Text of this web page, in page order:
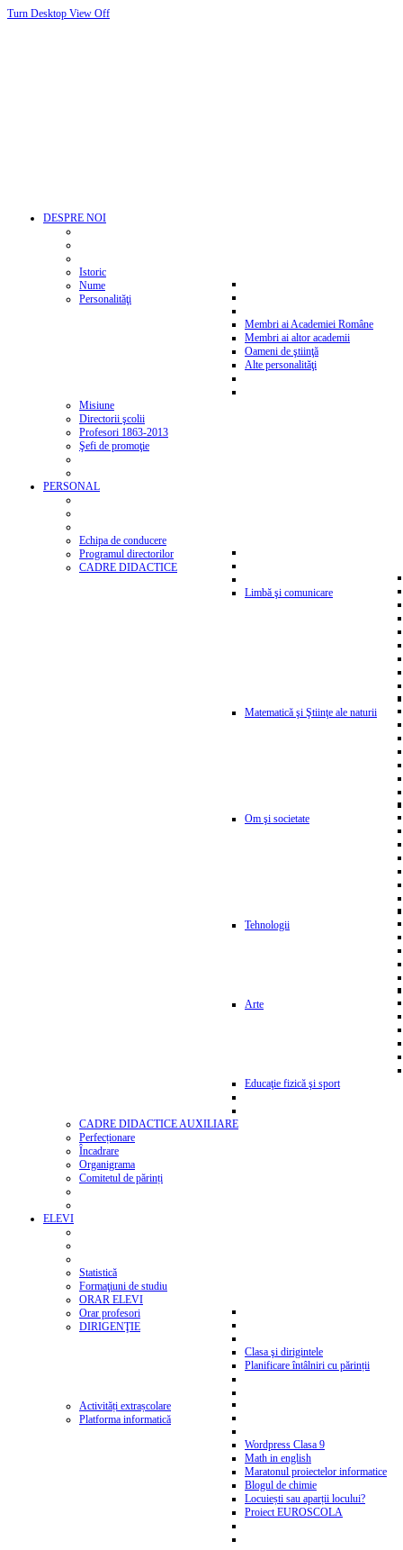
Turn Desktop View Off
DESPRE NOI
Istoric
Nume
Personalităţi
Membri ai Academiei Române
Membri ai altor academii
Oameni de ştiinţă
Alte personalităţi
Misiune
Directorii şcolii
Profesori 1863-2013
Şefi de promoţie
PERSONAL
Echipa de conducere
Programul directorilor
CADRE DIDACTICE
Limbă şi comunicare
Matematică şi Ştiinţe ale naturii
Om şi societate
Tehnologii
Arte
Educaţie fizică şi sport
CADRE DIDACTICE AUXILIARE
Perfecționare
Încadrare
Organigrama
Comitetul de părinți
ELEVI
Statistică
Formaţiuni de studiu
ORAR ELEVI
Orar profesori
DIRIGENŢIE
Clasa şi dirigintele
Planificare întâlniri cu părinții
Activități extrașcolare
Platforma informatică
Wordpress Clasa 9
Math in english
Maratonul proiectelor informatice
Blogul de chimie
Locuiești sau aparții locului?
Proiect EUROSCOLA